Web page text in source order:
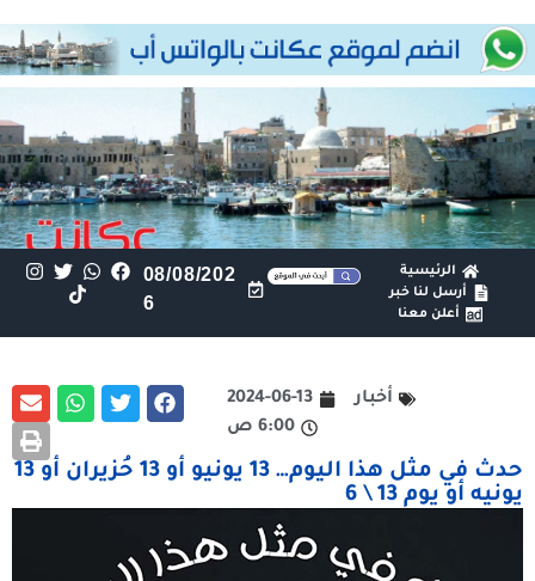
الرئيسية
أرسل لنا خبر
أعلن معنا
08/08/202
6
أخبار
2024-06-13
6:00 ص
حدث في مثل هذا اليوم… 13 يونيو أو 13 حُزيران أو 13
يونيه أو يوم 13 \ 6